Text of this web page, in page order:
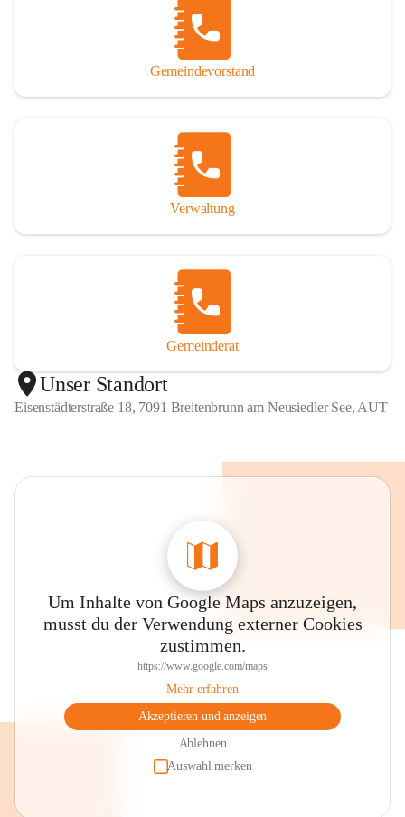
Gemeindevorstand
Verwaltung
Gemeinderat
Unser Standort
Eisenstädterstraße 18, 7091 Breitenbrunn am Neusiedler See, AUT
Um Inhalte von Google Maps anzuzeigen,
musst du der Verwendung externer Cookies
zustimmen.
https://www.google.com/maps
Mehr erfahren
Akzeptieren und anzeigen
Ablehnen
Auswahl merken